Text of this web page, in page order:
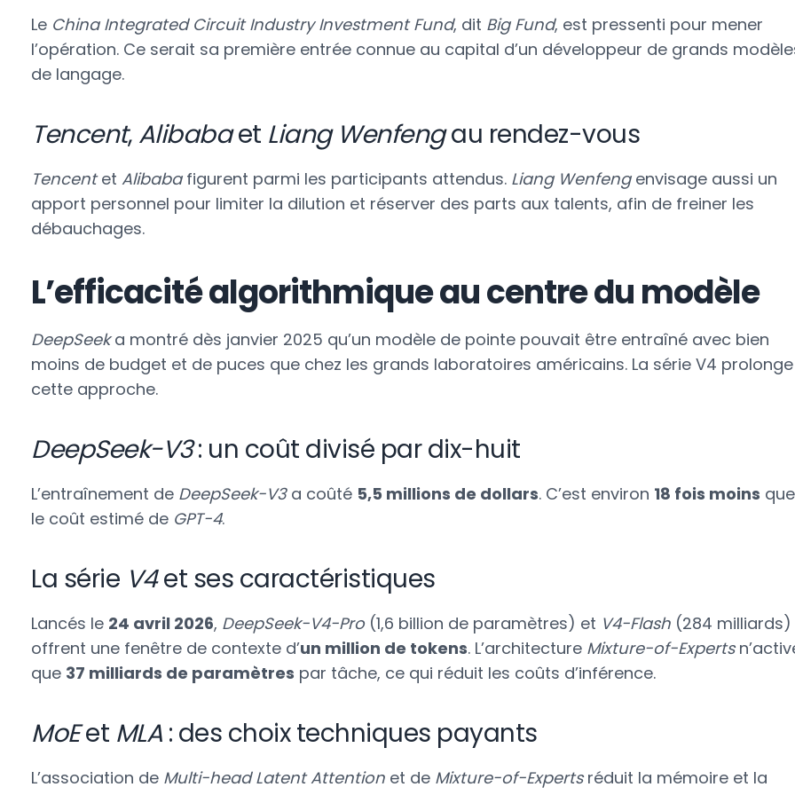
Le China Integrated Circuit Industry Investment Fund, dit Big Fund, est pressenti pour mener
l’opération. Ce serait sa première entrée connue au capital d’un développeur de grands
de langage.
Tencent, Alibabaet Liang Wenfengau rendez-vous
Tencentet Alibabafigurent parmi les participants attendus. Liang Wenfengenvisage aussi un
apport personnel pour limiter la dilution et réserver des parts aux talents, afin de freiner les
débauchages.
L’efficacité algorithmique au centre du modèle
DeepSeeka montré dès janvier 2025 qu’un modèle de pointe pouvait être entraîné avec bien
moins de budget et de puces que chez les grands laboratoires américains. La série V4 prolonge
cette approche.
DeepSeek-V3: un coût divisé par dix-huit
L’entraînement de DeepSeek-V3a coûté 5,5 millions de dollars. C’est environ 18 fois moins que
le coût estimé de GPT-4.
La série V4et ses caractéristiques
Lancés le 24 avril 2026, DeepSeek-V4-Pro(1,6 billion de paramètres) et V4-Flash (284 milliards)
offrent une fenêtre de contexte d’un million de tokens. L’architecture Mixture-of-Experts
que 37 milliards de paramètres par tâche, ce qui réduit les coûts d’inférence.
MoEet MLA : des choix techniques payants
L’association de Multi-head Latent Attention et de Mixture-of-Expertsréduit la mémoire et la